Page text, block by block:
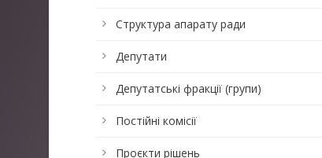
Структура апарату ради
Депутати
Депутатські фракції (групи)
Постійні комісії
Проєкти рішень